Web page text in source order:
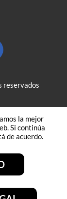
reservados
la mejor
Si continúa
de acuerdo.